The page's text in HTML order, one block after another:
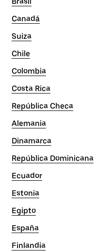
Canadá
Suiza
Chile
Colombia
Costa Rica
República Checa
Alemania
Dinamarca
República Dominicana
Ecuador
Estonia
Egipto
España
Finlandia